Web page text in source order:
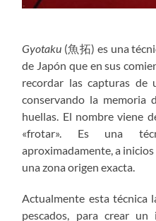
Gyotaku (魚拓) es una
de Japón que en sus
recordar las capturas de
conservando la memoria
huellas. El nombre viene
«frotar». Es una
aproximadamente, a
una zona origen exacta.
Actualmente esta técnica
pescados, para crear